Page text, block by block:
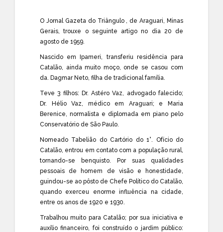
O Jornal Gazeta do Triângulo , de Araguari, Minas
Gerais, trouxe o seguinte artigo no dia 20 de
agosto de 1959.
Nascido em Ipameri, transferiu residência para
Catalão, ainda muito moço, onde se casou com
da. Dagmar Neto, filha de tradicional família.
Teve 3 filhos: Dr. Astéro Vaz, advogado falecido;
Dr. Hélio Vaz, médico em Araguari; e Maria
Berenice, normalista e diplomada em piano pelo
Conservatório de São Paulo.
Nomeado Tabelião do Cartório do 1°. Ofício do
Catalão, entrou em contato com a população rural,
tornando-se benquisto. Por suas qualidades
pessoais de homem de visão e honestidade,
guindou-se ao pôsto de Chefe Político do Catalão,
quando exerceu enorme influência na cidade,
entre os anos de 1920 e 1930.
Trabalhou muito para Catalão; por sua iniciativa e
auxílio financeiro, foi construído o jardim público: